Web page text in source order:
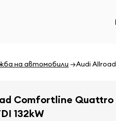
на автомобили Audi
Comfortline Quattro
132kW